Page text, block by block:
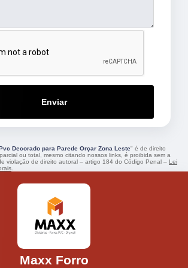
Enviar
Decorado para Parede Orçar Zona Leste" é de direito
ou total, mesmo citando nossos links, é proibida sem a
violação de direito autoral – artigo 184 do Código Penal – Lei
.
Maxx Forro